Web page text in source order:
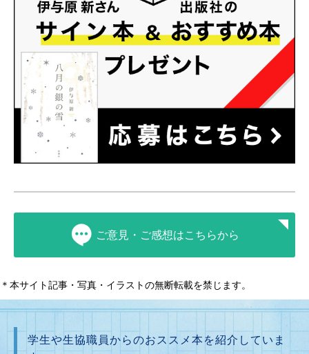
ご意見・ご感想はこちらから
＊本サイト記事・写真・イラストの無断転載を禁じます。
学生や生協職員からのおススメ本を紹介していま